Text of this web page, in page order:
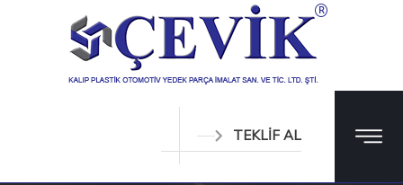
TEKLİF AL